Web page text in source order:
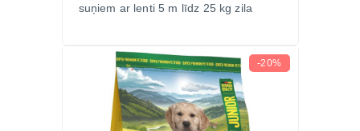
suņiem ar lenti 5 m līdz 25 kg zila
-20%